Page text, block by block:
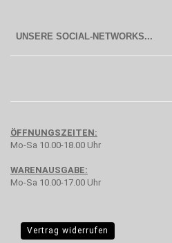
UNSERE SOCIAL-NETWORKS...
ÖFFNUNGSZEITEN:
Mo-Sa 10.00-18.00 Uhr
WARENAUSGABE:
Mo-Sa 10.00-17.00 Uhr
Vertrag widerrufen